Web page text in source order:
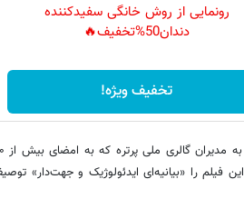
رونمایی از روش خانگی سفیدکننده
دندان50%تخفیف🔥
تخفیف ویژه!
لرد رابرتز از
فیلم را «بیانیه‌ای ایدئولوژیک و جهت‌دار»